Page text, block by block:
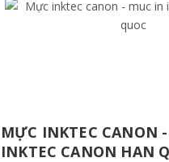
MỰC INKTEC CANON
INKTEC CANON HAN